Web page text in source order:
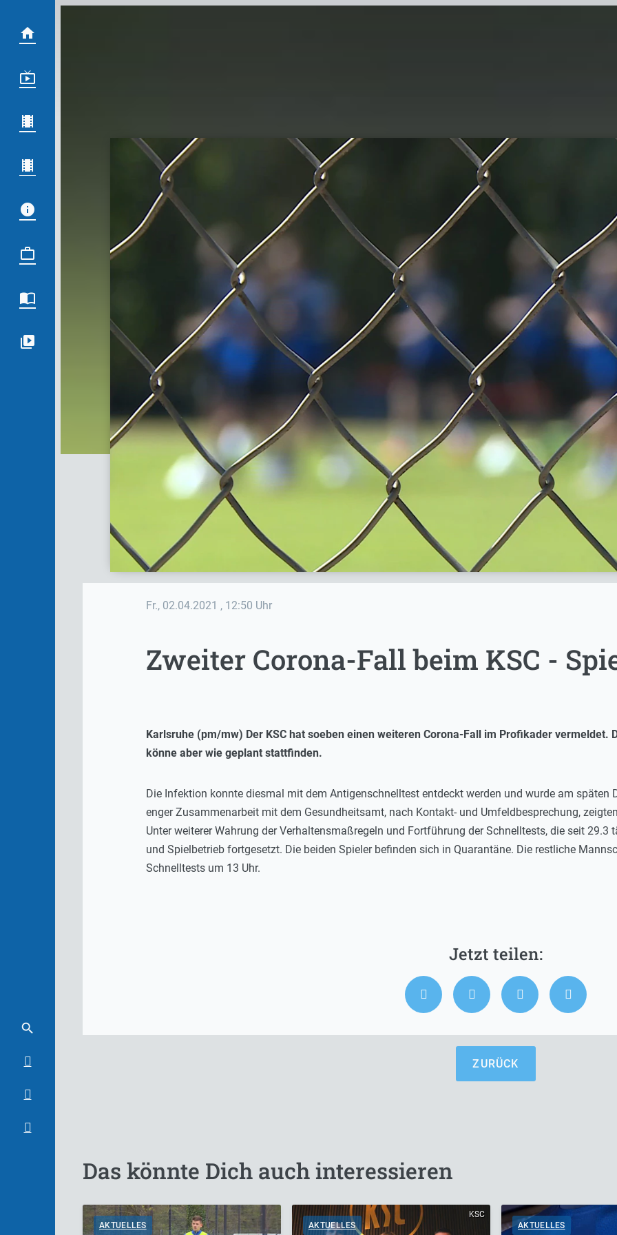
Fr., 02.04.2021 , 12:50 Uhr
Zweiter Corona-Fall beim KSC -
Karlsruhe (pm/mw) Der KSC hat soeben einen weiteren Corona-Fall im Profikader vermeldet.
könne aber wie geplant stattfinden.
Die Infektion konnte diesmal mit dem Antigenschnelltest entdeckt werden und wurde am späten
enger Zusammenarbeit mit dem Gesundheitsamt, nach Kontakt- und Umfeldbesprechung,
Unter weiterer Wahrung der Verhaltensmaßregeln und Fortführung der Schnelltests, die seit
und Spielbetrieb fortgesetzt. Die beiden Spieler befinden sich in Quarantäne. Die restliche
Schnelltests um 13 Uhr.
ZURÜCK
Das könnte Dich auch interessieren
AKTUELLES
KSC
AKTUELLES
AKTUELLES